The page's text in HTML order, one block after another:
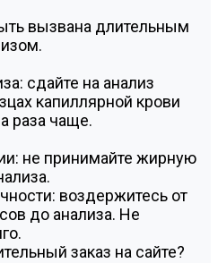
вызвана длительным
сдайте на анализ
капиллярной крови
раза чаще.
не принимайте жирную
воздержитесь от
до анализа. Не
заказ на сайте?